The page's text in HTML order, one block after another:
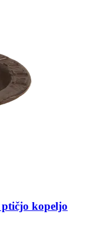
ptičjo kopeljo